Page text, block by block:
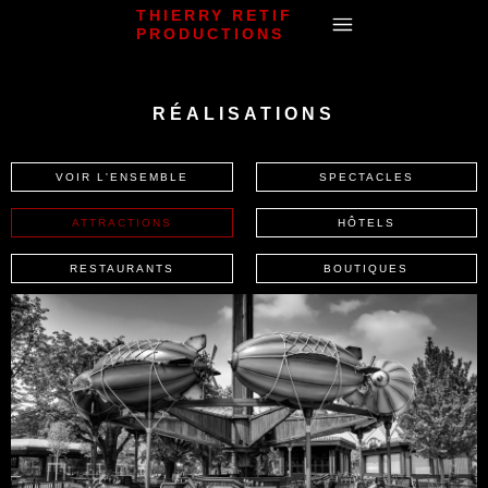
THIERRY RETIF
PRODUCTIONS
RÉALISATIONS
VOIR L'ENSEMBLE SPECTACLES
ATTRACTIONS HÔTELS
RESTAURANTS BOUTIQUES
Jardin d'Acclimatation